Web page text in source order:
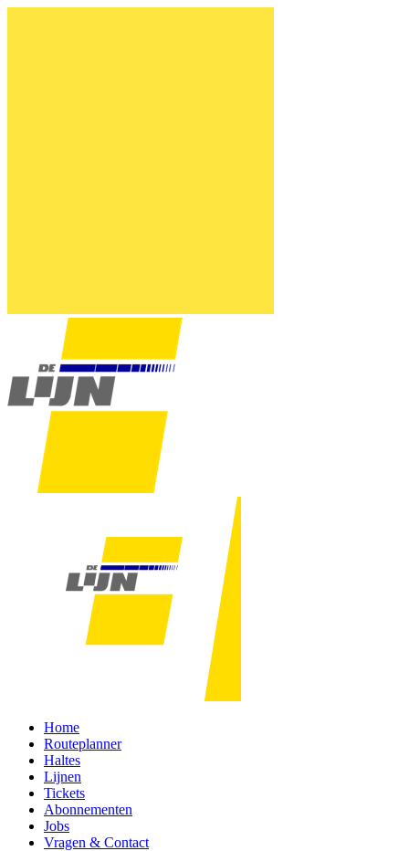
Home
Routeplanner
Haltes
Lijnen
Tickets
Abonnementen
Jobs
Vragen & Contact